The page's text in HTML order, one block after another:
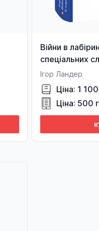
Війни в
спеціальних
1939
Ігор Ландер
Ціна: 1
Ціна: 500